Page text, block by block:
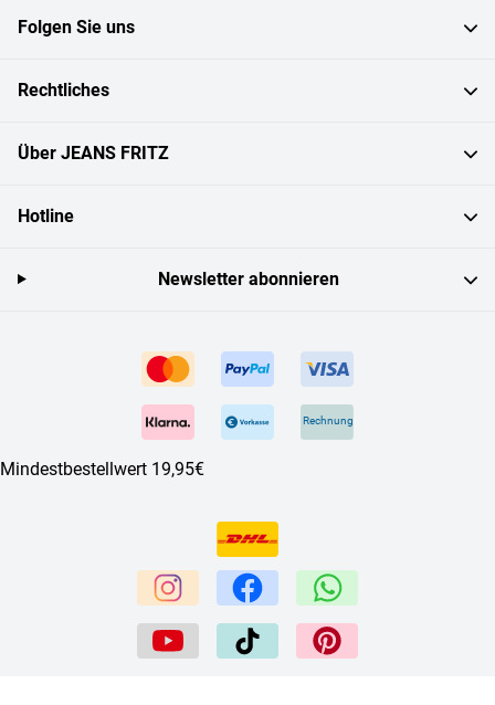
Folgen Sie uns
Rechtliches
Über JEANS FRITZ
Hotline
Rechnung
Mindestbestellwert 19,95€
Newsletter abonnieren